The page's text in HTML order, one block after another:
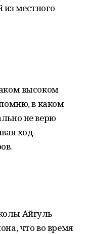
местного
высоком
в каком
не верю
ход
Айгуль
что во время